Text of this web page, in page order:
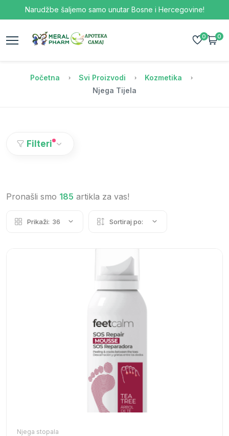
Narudžbe šaljemo samo unutar Bosne i Hercegovine!
0 0
Početna Svi Proizvodi
Kozmetika
Njega Tijela
Filteri
Pronašli smo 185 artikla za vas!
Prikaži: 36 Sortiraj po:
Njega stopala